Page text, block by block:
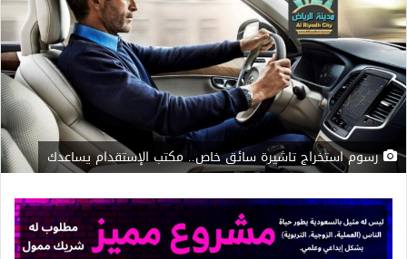
رسوم استخراج تاشيرة سائق خاص.. مكتب الإستقدام يساعدك